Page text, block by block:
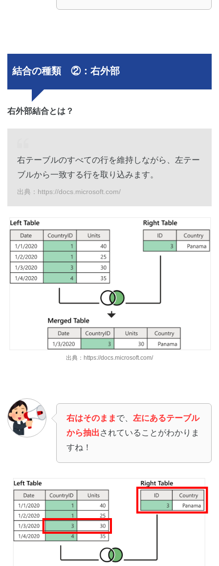
結合の種類 ②：右外部
右外部結合とは？
右テーブルのすべての行を維持しながら、左テー
ブルから一致する行を取り込みます。
出典：https://docs.microsoft.com/
出典：https://docs.microsoft.com/
右はそのまま で、 左にあるテーブル
から抽出 されていることがわかりま
すね！